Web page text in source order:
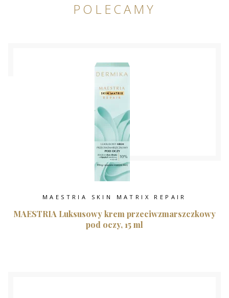
POLECAMY
MAESTRIA SKIN MATRIX REPAIR
MAESTRIA Luksusowy krem przeciwzmarszczkowy
pod oczy, 15 ml